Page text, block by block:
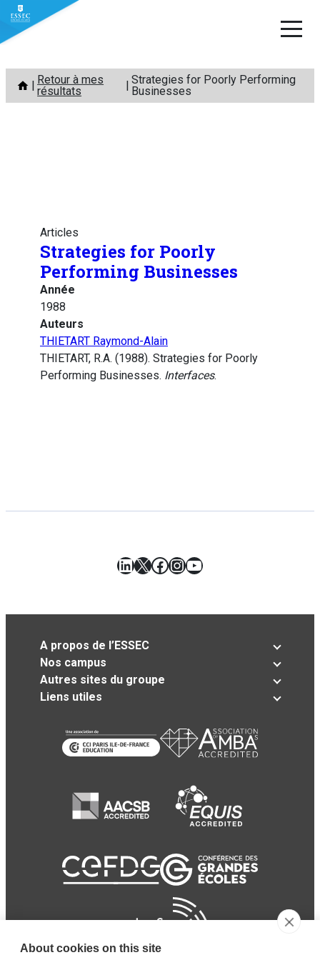
Aller
contenu
Retour à mes
résultats
Strategies for Poorly Performing
Businesses
Articles
Strategies for Poorly
Performing Businesses
Année
1988
Auteurs
THIETART Raymond-Alain
THIETART, R.A. (1988). Strategies for Poorly
Performing Businesses. Interfaces.
LinkedIn
X Facebook
Instagram
YouTube
A propos de l’ESSEC
Nos campus
Autres sites du groupe
Liens utiles
About cookies on this site